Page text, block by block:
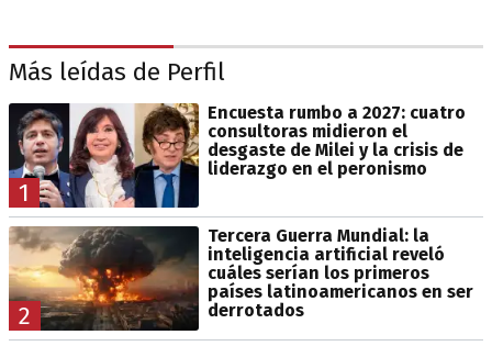
Más leídas de Perfil
1
Encuesta rumbo a 2027: cuatro
consultoras midieron el
desgaste de Milei y la crisis de
liderazgo en el peronismo
2
Tercera Guerra Mundial: la
inteligencia artificial reveló
cuáles serían los primeros
países latinoamericanos en ser
derrotados